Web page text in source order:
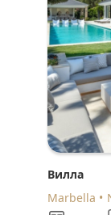
Вилла
Marbella